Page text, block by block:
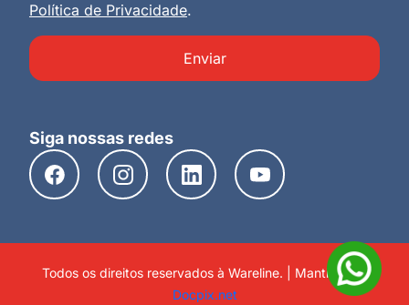
Política de Privacidade.
Enviar
Siga nossas redes
Todos os direitos reservados à Wareline. | Mantido por
Docpix.net